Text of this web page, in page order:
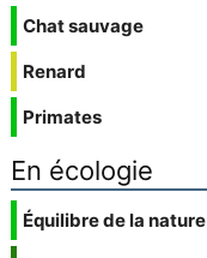
Chat sauvage
Renard
Primates
En écologie
Équilibre de la nature